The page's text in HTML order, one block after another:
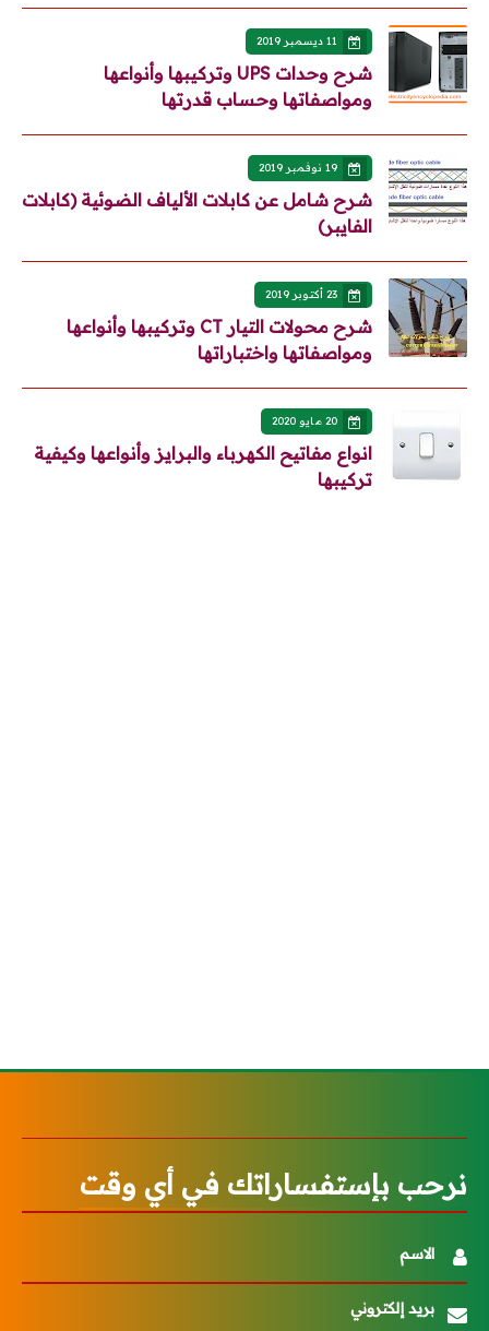
11 ديسمبر 2019
شرح وحدات UPS وتركيبها وأنواعها
ومواصفاتها وحساب قدرتها
19 نوفمبر 2019
شرح شامل عن كابلات الألياف الضوئية (كابلات
الفايبر)
23 أكتوبر 2019
شرح محولات التيار CT وتركيبها وأنواعها
ومواصفاتها واختباراتها
20 مايو 2020
انواع مفاتيح الكهرباء والبرايز وأنواعها وكيفية
تركيبها
نرحب بإستفساراتك في أي وقت
الاسم
بريد إلكتروني